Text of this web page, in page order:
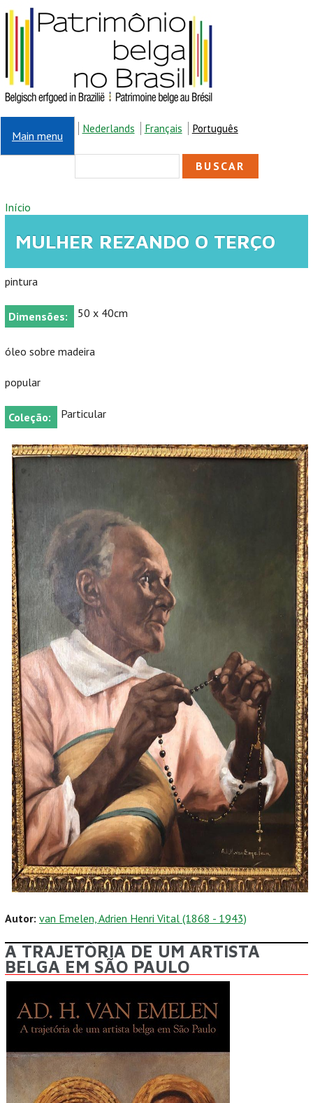
Pular para o conteúdo principal
Main menu
Nederlands Français Português
FORMULÁRIO DE
BUSCA
VOCÊ ESTÁ AQUI
Início
MULHER REZANDO O TERÇO
pintura
Dimensões: 50 x 40cm
óleo sobre madeira
popular
Coleção: Particular
Autor: van Emelen, Adrien Henri Vital (1868 - 1943)
A TRAJETÓRIA DE UM ARTISTA
BELGA EM SÃO PAULO